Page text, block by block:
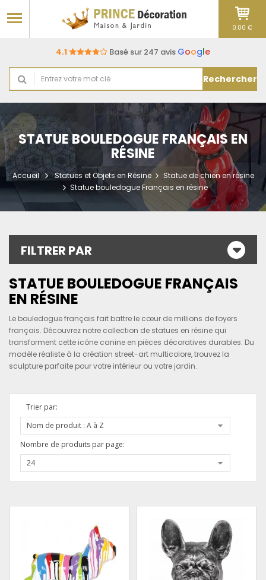
4.1 Basé sur 247 avis Google
Rechercher
0.00 €
STATUE BOULEDOGUE FRANÇAIS EN
RÉSINE
Accueil Statues et Objets en Résine
Statue de chien en résine
Statue bouledogue Français en résine
FILTRER PAR
STATUE BOULEDOGUE FRANÇAIS
EN RÉSINE
Le bouledogue français fait battre le cœur de millions de foyers
français. Découvrez notre collection de statues en résine qui
transforment cette icône canine en pièces décoratives durables. Du
modèle réaliste à la création street-art multicolore, trouvez la
sculpture parfaite pour votre intérieur ou votre jardin.
Trier par:
Nom de produit : A à Z
Nombre de produits par page:
24